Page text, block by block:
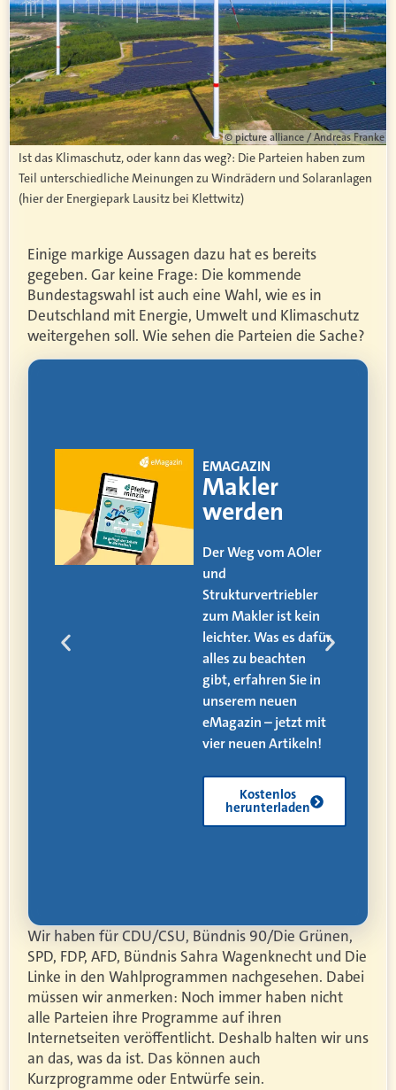
© picture alliance / Andreas Franke
Ist das Klimaschutz, oder kann das weg?: Die Parteien haben zum
Teil unterschiedliche Meinungen zu Windrädern und Solaranlagen
(hier der Energiepark Lausitz bei Klettwitz)
Einige markige Aussagen dazu hat es bereits
gegeben. Gar keine Frage: Die kommende
Bundestagswahl ist auch eine Wahl, wie es in
Deutschland mit Energie, Umwelt und Klimaschutz
weitergehen soll. Wie sehen die Parteien die Sache?
EMAGAZIN
Makler
werden
Der Weg vom AOler
und
Strukturvertriebler
zum Makler ist kein
leichter. Was es dafür
alles zu beachten
gibt, erfahren Sie in
unserem neuen
eMagazin – jetzt mit
vier neuen Artikeln!
Kostenlos
herunterladen
Wir haben für CDU/CSU, Bündnis 90/Die Grünen,
SPD, FDP, AFD, Bündnis Sahra Wagenknecht und Die
Linke in den Wahlprogrammen nachgesehen. Dabei
müssen wir anmerken: Noch immer haben nicht
alle Parteien ihre Programme auf ihren
Internetseiten veröffentlicht. Deshalb halten wir uns
an das, was da ist. Das können auch
Kurzprogramme oder Entwürfe sein.